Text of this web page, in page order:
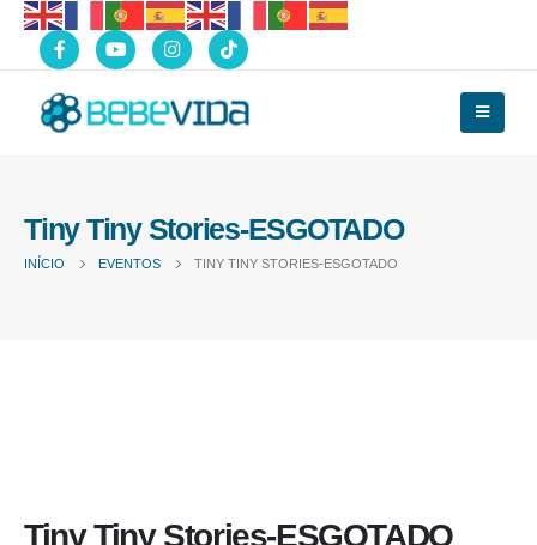
Tiny Tiny Stories-ESGOTADO
INÍCIO EVENTOS TINY TINY STORIES-ESGOTADO
Tiny Tiny Stories-ESGOTADO